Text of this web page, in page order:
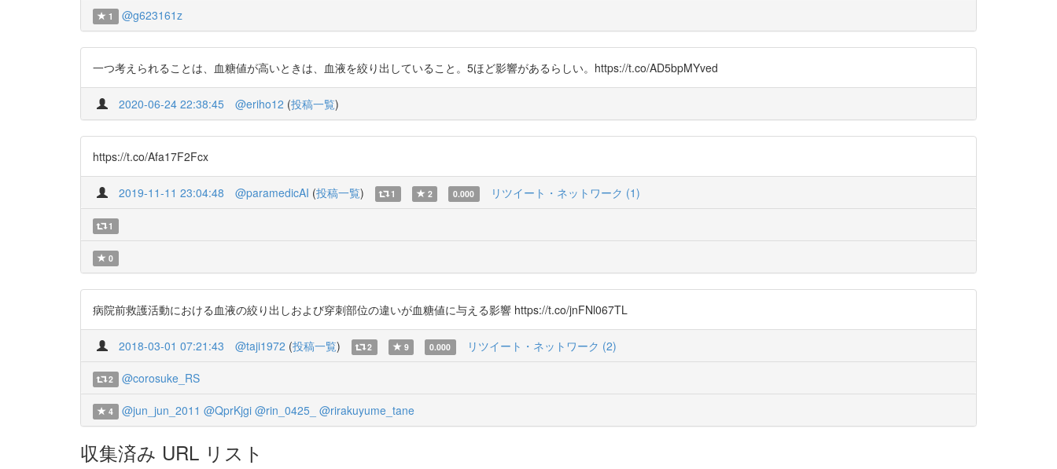
1 @g623161z
一つ考えられることは、血糖値が高いときは、血液を絞り出していること。5ほど影響があるらしい。https://t.co/AD5bpMYved
2020-06-24 22:38:45 @eriho12 (投稿一覧)
https://t.co/Afa17F2Fcx
2019-11-11 23:04:48 @paramedicAI (投稿一覧) 1 2 0.000 リツイート・ネットワーク (1)
1
0
病院前救護活動における血液の絞り出しおよび穿刺部位の違いが血糖値に与える影響 https://t.co/jnFNl067TL
2018-03-01 07:21:43 @taji1972 (投稿一覧) 2 9 0.000 リツイート・ネットワーク (2)
2 @corosuke_RS
4 @jun_jun_2011 @QprKjgi @rin_0425_ @rirakuyume_tane
収集済み URL リスト